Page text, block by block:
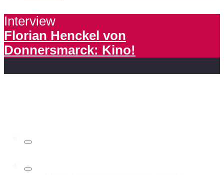
Interview
Florian Henckel von
Donnersmarck: Kino!